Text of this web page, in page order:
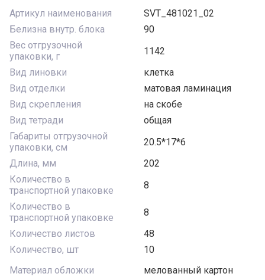
Артикул наименования
SVT_481021_02
Белизна внутр. блока
90
Вес отгрузочной
упаковки, г
1142
Вид линовки
клетка
Вид отделки
матовая ламинация
Вид скрепления
на скобе
Вид тетради
общая
Габариты отгрузочной
упаковки, см
20.5*17*6
Длина, мм
202
Количество в
транспортной упаковке
8
Количество в
транспортной упаковке
8
Количество листов
48
Количество, шт
10
Материал обложки
мелованный картон